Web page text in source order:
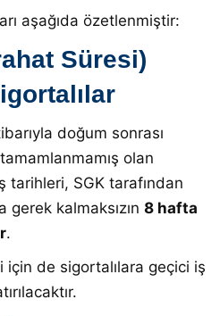
aşağıda özetlenmiştir:
Süresi)
doğum sonrası
olan
tarihleri, SGK tarafından
kalmaksızın 8 hafta
.
için de sigortalılara geçici iş
.